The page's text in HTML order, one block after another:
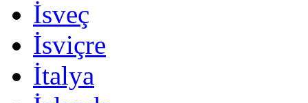
İsveç
İsviçre
İtalya